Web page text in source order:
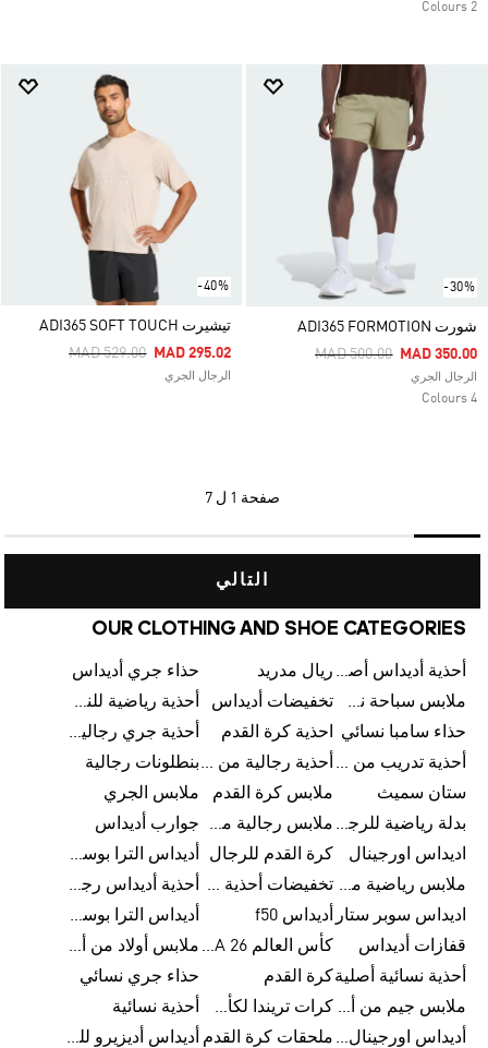
2 Colours
-30%
شورت ADI365 FORMOTION
Price Reduced From
MAD 500.00ToMAD 350.00
الرجال الجري
4 Colours
-40%
تيشيرت ‏ADI365 SOFT TOUCH‏
Price Reduced From
MAD 529.00ToMAD 295.02
الرجال الجري
صفحة 1 ل 7
التالي
OUR CLOTHING AND SHOE CATEGORIES
أحذية أديداس أصلية ريال مدريد
حذاء جري أديداس
ملابس سباحة نسائية من أديداس
تخفيضات أديداس
أحذية رياضية للنساء
حذاء سامبا نسائي
احذية كرة القدم
أحذية جري رجالية من أديداس
أحذية تدريب من أديداس
أحذية رجالية من أديداس بتخفيضاتبنطلونات رجالية
ستان سميث
ملابس كرة القدم
ملابس الجري
بدلة رياضية للرجال
ملابس رجالية من أديداس بتخفيضات
جوارب أديداس
اديداس اورجينال
كرة القدم للرجال
أديداس الترا بوست رجالي
ملابس رياضية من أديداس
تخفيضات أحذية رجالية من أديداس
أحذية أديداس رجالية
اديداس سوبر ستار
أديداس f50
أديداس الترا بوست
قفازات أديداس
كأس العالم FIFA 26™
ملابس أولاد من أديداس
أحذية نسائية أصلية كرة القدم
حذاء جري نسائي
ملابس جيم من أديداس
كرات تريندا لكأس العالم FIFA 26™
أحذية نسائية
أديداس اورجينال نسائي ملحقات كرة القدم
أديداس أديزيرو للجري